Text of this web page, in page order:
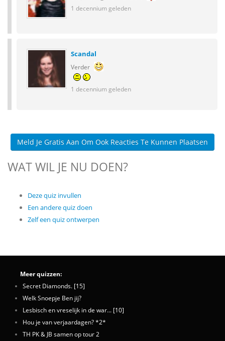
1 decennium geleden
Scandal
Verder
1 decennium geleden
Meld Je Gratis Aan Om Ook Reacties Te Kunnen Plaatsen
WAT WIL JE NU DOEN?
Deze quiz invullen
Een andere quiz doen
Zelf een quiz ontwerpen
Meer quizzen:
Secret Diamonds. [15]
Welk Snoepje Ben jij?
Lesbisch en vreselijk in de war... [10]
Hou je van verjaardagen? *2*
TH PK & JB samen op tour 2